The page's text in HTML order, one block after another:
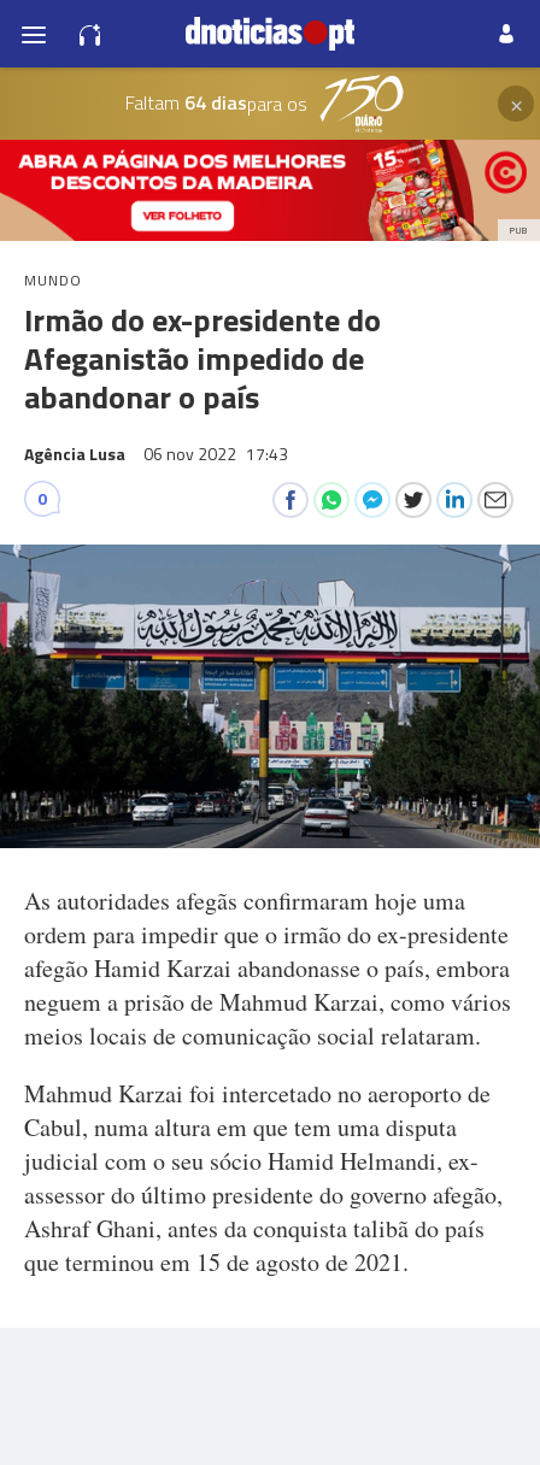
Faltam 64 diaspara os ×
PUB
MUNDO
Irmão do ex-presidente do
Afeganistão impedido de
abandonar o país
Agência Lusa 06 nov 2022 17:43
0
As autoridades afegãs confirmaram hoje uma
ordem para impedir que o irmão do ex-presidente
afegão Hamid Karzai abandonasse o país, embora
neguem a prisão de Mahmud Karzai, como vários
meios locais de comunicação social relataram.
Mahmud Karzai foi intercetado no aeroporto de
Cabul, numa altura em que tem uma disputa
judicial com o seu sócio Hamid Helmandi, ex-
assessor do último presidente do governo afegão,
Ashraf Ghani, antes da conquista talibã do país
que terminou em 15 de agosto de 2021.